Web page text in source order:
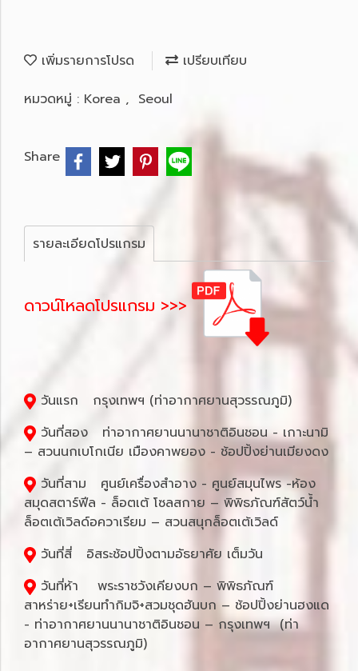
เพิ่มรายการโปรด
เปรียบเทียบ
หมวดหมู่ : Korea , Seoul
Share
รายละเอียดโปรแกรม
ดาวน์โหลดโปรแกรม >>>
วันแรก กรุงเทพฯ (ท่าอากาศยานสุวรรณภูมิ)
วันที่สอง ท่าอากาศยานนานาชาติอินชอน - เกาะนามิ
– สวนนกเบโกเนีย เมืองคาพยอง - ช้อปปิ้งย่านเมียงดง
วันที่สาม ศูนย์เครื่องสำอาง - ศูนย์สมุนไพร -ห้อง
สมุดสตาร์ฟีล - ล็อตเต้ โซลสกาย – พิพิธภัณฑ์สัตว์น้ำ
ล็อตเต้เวิลด์อควาเรียม – สวนสนุกล็อตเต้เวิลด์
วันที่สี่ อิสระช้อปปิ้งตามอัธยาศัย เต็มวัน
วันที่ห้า พระราชวังเคียงบก – พิพิธภัณฑ์
สาหร่าย+เรียนทำกิมจิ+สวมชุดฮันบก – ช้อปปิ้งย่านฮงแด
- ท่าอากาศยานนานาชาติอินชอน – กรุงเทพฯ (ท่า
อากาศยานสุวรรณภูมิ)